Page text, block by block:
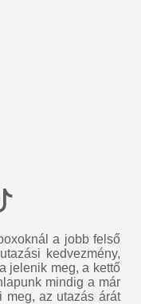
a jobb felső
kedvezmény,
jelenik meg, a kettő
mindig a már
meg, az utazás árát